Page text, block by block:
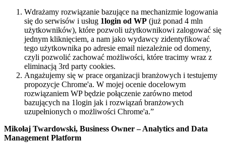
Wdrażamy rozwiązanie bazujące na mechanizmie logowania
się do serwisów i usług 1login od WP (już ponad 4 mln
użytkowników), które pozwoli użytkownikowi zalogować się
jednym kliknięciem, a nam jako wydawcy zidentyfikować
tego użytkownika po adresie email niezależnie od domeny,
czyli pozwolić zachować możliwości, które tracimy wraz z
eliminacją 3rd party cookies.​
Angażujemy się w prace organizacji branżowych i testujemy
propozycje Chrome'a. ​W mojej ocenie docelowym
rozwiązaniem WP będzie połączenie zarówno metod
bazujących na 1login jak i rozwiązań branżowych
uzupełnionych o możliwości Chrome'a.​”
Mikołaj Twardowski, Business Owner – Analytics and Data
Management Platform​